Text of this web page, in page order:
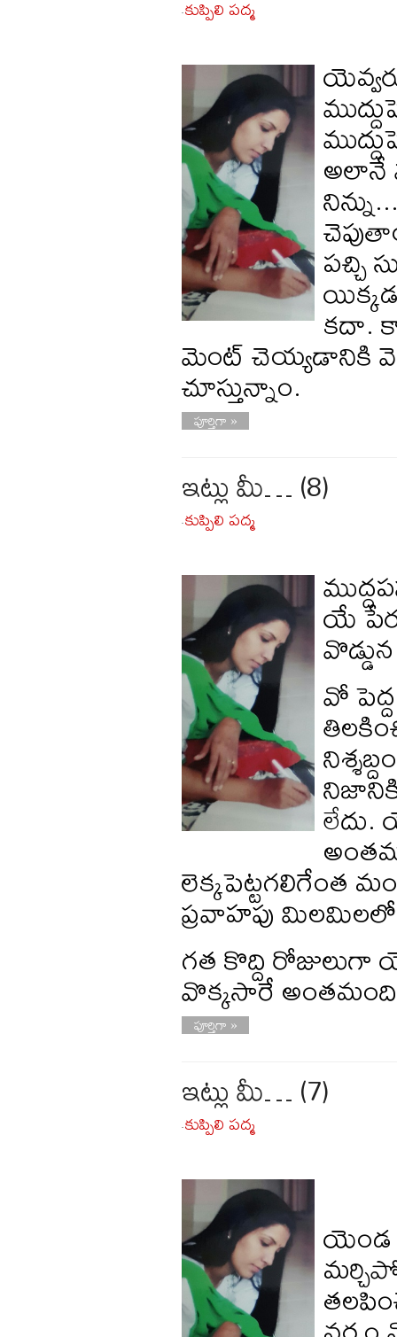
-కుప్పిలి పద్మ
అలానే
పచ్చి
కదా.
మెంట్ చెయ్యడానికి
చూస్తున్నాం.
పూర్తిగా »
ఇట్లు మీ… (8)
-కుప్పిలి పద్మ
యే
వో
లేదు.
లెక్కపెట్టగలిగేంత
ప్రవాహపు
గత కొద్ది రోజులుగా
వొక్కసారే
పూర్తిగా »
ఇట్లు మీ… (7)
-కుప్పిలి పద్మ
యెండ